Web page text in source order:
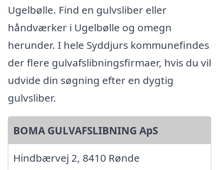
Ugelbølle. Find en gulvsliber eller
håndværker i Ugelbølle og omegn
herunder. I hele Syddjurs kommunefindes
der flere gulvafslibningsfirmaer, hvis du vil
udvide din søgning efter en dygtig
gulvsliber.
BOMA GULVAFSLIBNING ApS
Hindbærvej 2, 8410 Rønde